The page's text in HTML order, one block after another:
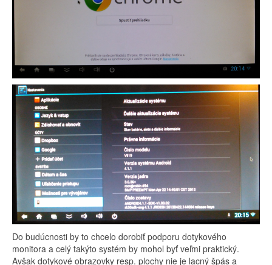
Do budúcnosti by to chcelo dorobiť podporu dotykového
monitora a celý takýto systém by mohol byť veľmi praktický.
Avšak dotykové obrazovky resp. plochy nie je lacný špás a